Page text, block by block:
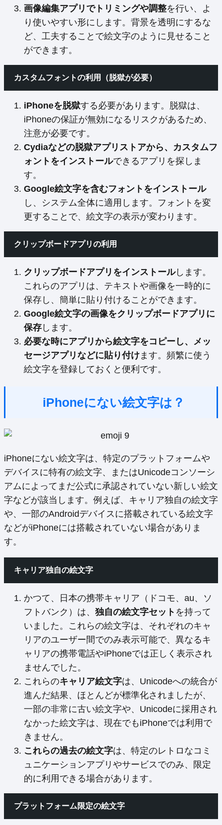
画像編集アプリでトリミングや調整を行い、よ
り使いやすい形にします。背景を透明にするな
ど、工夫することで絵文字のように見せること
ができます。
カスタムフォントの利用（脱獄が必要）
iPhoneを脱獄する必要があります。脱獄は、
iPhoneの保証が無効になるリスクがあるため、
注意が必要です。
Cydiaなどの脱獄アプリストアから、カスタムフ
ォントをインストールできるアプリを探しま
す。
Google絵文字を含むフォントをインストール
し、システム全体に適用します。フォントを変
更することで、絵文字の表示が変わります。
クリップボードアプリの利用
クリップボードアプリをインストールします。
これらのアプリは、テキストや画像を一時的に
保存し、簡単に貼り付けることができます。
Google絵文字の画像をクリップボードアプリに
保存 します。
必要な時にアプリから絵文字をコピーし、メッ
セージアプリなどに貼り付けます。頻繁に使う
絵文字を登録しておくと便利です。
iPhoneにない絵文字は？
iPhoneにない絵文字は、特定のプラットフォームや
デバイスに特有の絵文字、またはUnicodeコンソーシ
アムによってまだ公式に承認されていない新しい絵文
字などが該当します。例えば、キャリア独自の絵文字
や、一部のAndroidデバイスに搭載されている絵文字
などがiPhoneには搭載されていない場合がありま
す。
キャリア独自の絵文字
かつて、日本の携帯キャリア（ドコモ、au、ソ
フトバンク）は、 独自の絵文字セット を持って
いました。これらの絵文字は、それぞれのキャ
リアのユーザー間でのみ表示可能で、異なるキ
ャリアの携帯電話やiPhoneでは正しく表示され
ませんでした。
これらのキャリア絵文字は、Unicodeへの統合が
進んだ結果、ほとんどが標準化されましたが、
一部の非常に古い絵文字や、Unicodeに採用され
なかった絵文字は、現在でもiPhoneでは利用で
きません。
これらの過去の絵文字は、特定のレトロなコミ
ュニケーションアプリやサービスでのみ、限定
的に利用できる場合があります。
プラットフォーム限定の絵文字